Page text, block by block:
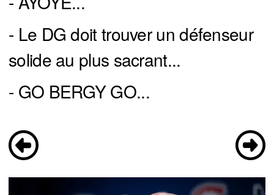
- Le DG doit trouver un défenseur
solide au plus sacrant...
- GO BERGY GO...